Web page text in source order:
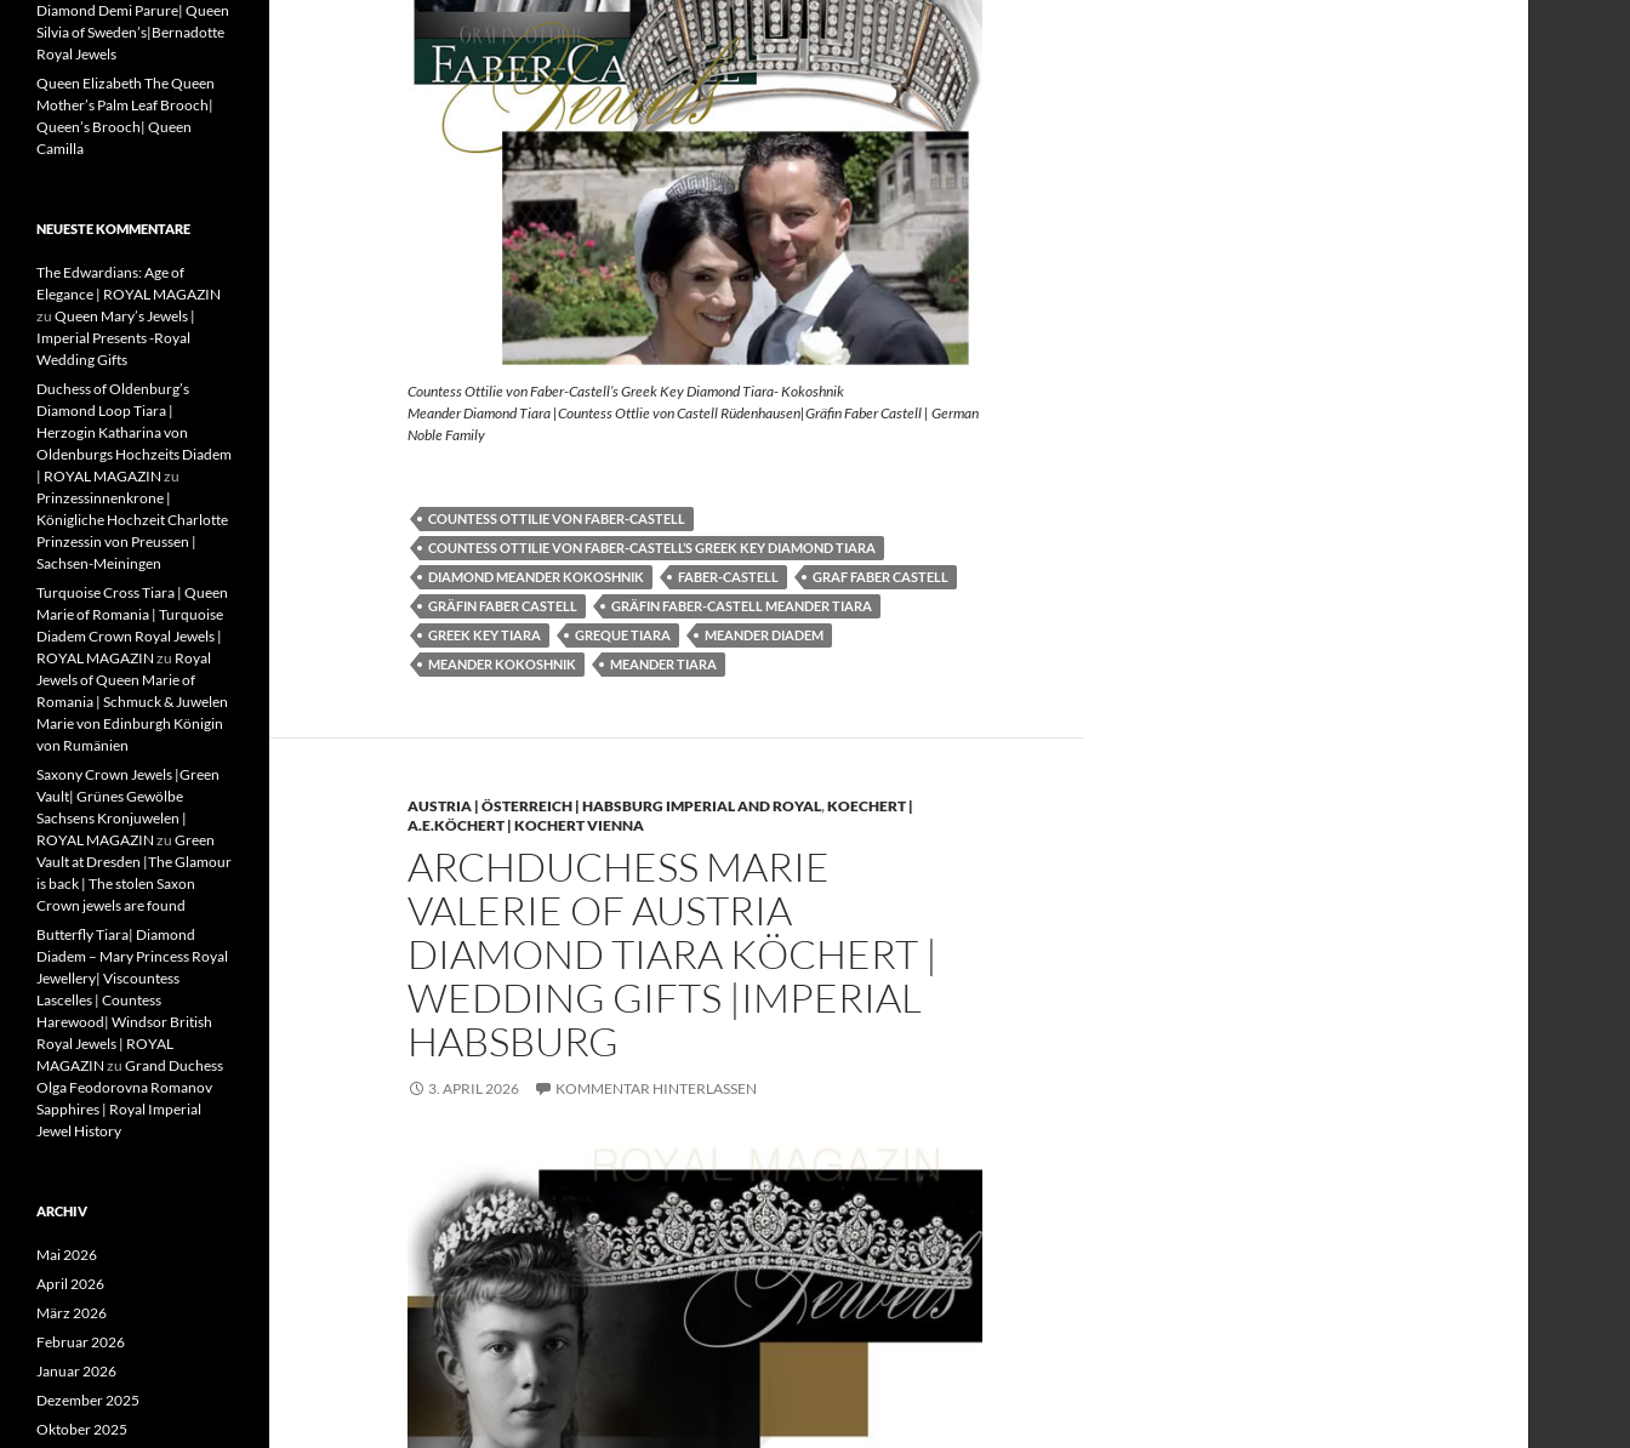
Countess Ottilie von Faber-Castell’s Greek Key Diamond Tiara- Kokoshnik
Meander Diamond Tiara |Countess Ottlie von Castell Rüdenhausen|Gräfin Faber Castell | German
Noble Family
COUNTESS OTTILIE VON FABER-CASTELL
COUNTESS OTTILIE VON FABER-CASTELL’S GREEK KEY DIAMOND TIARA
DIAMOND MEANDER KOKOSHNIK
FABER-CASTELL
GRAF FABER CASTELL
GRÄFIN FABER CASTELL
GRÄFIN FABER-CASTELL MEANDER TIARA
GREEK KEY TIARA
GREQUE TIARA
MEANDER DIADEM
MEANDER KOKOSHNIK
MEANDER TIARA
AUSTRIA | ÖSTERREICH | HABSBURG IMPERIAL AND ROYAL,KOECHERT |
A.E.KÖCHERT | KOCHERT VIENNA
ARCHDUCHESS MARIE
VALERIE OF AUSTRIA
DIAMOND TIARA KÖCHERT |
WEDDING GIFTS |IMPERIAL
HABSBURG
3. APRIL 2026 KOMMENTAR HINTERLASSEN
Diamond Demi Parure| Queen
Silvia of Sweden’s|Bernadotte
Royal Jewels
Queen Elizabeth The Queen
Mother’s Palm Leaf Brooch|
Queen’s Brooch| Queen
Camilla
NEUESTE KOMMENTARE
The Edwardians: Age of
Elegance | ROYAL MAGAZIN
zu Queen Mary’s Jewels |
Imperial Presents -Royal
Wedding Gifts
Duchess of Oldenburg’s
Diamond Loop Tiara |
Herzogin Katharina von
Oldenburgs Hochzeits Diadem
| ROYAL MAGAZIN zu
Prinzessinnenkrone |
Königliche Hochzeit Charlotte
Prinzessin von Preussen |
Sachsen-Meiningen
Turquoise Cross Tiara | Queen
Marie of Romania | Turquoise
Diadem Crown Royal Jewels |
ROYAL MAGAZIN zu Royal
Jewels of Queen Marie of
Romania | Schmuck & Juwelen
Marie von Edinburgh Königin
von Rumänien
Saxony Crown Jewels |Green
Vault| Grünes Gewölbe
Sachsens Kronjuwelen |
ROYAL MAGAZIN zu Green
Vault at Dresden |The Glamour
is back | The stolen Saxon
Crown jewels are found
Butterfly Tiara| Diamond
Diadem – Mary Princess Royal
Jewellery| Viscountess
Lascelles | Countess
Harewood| Windsor British
Royal Jewels | ROYAL
MAGAZIN zu Grand Duchess
Olga Feodorovna Romanov
Sapphires | Royal Imperial
Jewel History
ARCHIV
Mai 2026
April 2026
März 2026
Februar 2026
Januar 2026
Dezember 2025
Oktober 2025